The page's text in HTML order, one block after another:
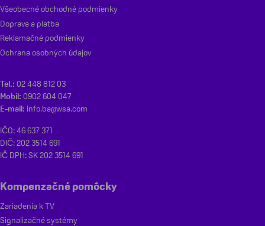
Tel.: 02 448 812 03
Mobil: 0902 604 047
E-mail: info.ba@wsa.com
IČO: 46 637 371
DIČ: 202 3514 691
IČ DPH: SK 202 3514 691
Kompenzačné pomôcky
Zariadenia k TV
Signalizačné systémy
Všeobecné obchodné podmienky
Doprava a platba
Reklamačné podmienky
Ochrana osobných údajov